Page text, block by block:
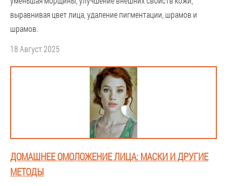
выравнивая цвет лица, удаление пигментации, шрамов и
шрамов.
18 Август 2025
ДОМАШНЕЕ ОМОЛОЖЕНИЕ ЛИЦА: МАСКИ И ДРУГИЕ
МЕТОДЫ